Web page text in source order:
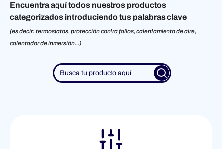
Encuentra aquí todos nuestros productos
categorizados introduciendo tus palabras clave
(es decir: termostatos, protección contra fallos, calentamiento de aire,
calentador de inmersión...)